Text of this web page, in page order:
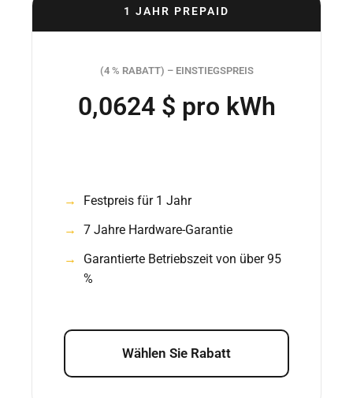
1 JAHR PREPAID
(4 % RABATT) – EINSTIEGSPREIS
0,0624 $ pro kWh
Festpreis für 1 Jahr
7 Jahre Hardware-Garantie
Garantierte Betriebszeit von über 95
%
Wählen Sie Rabatt